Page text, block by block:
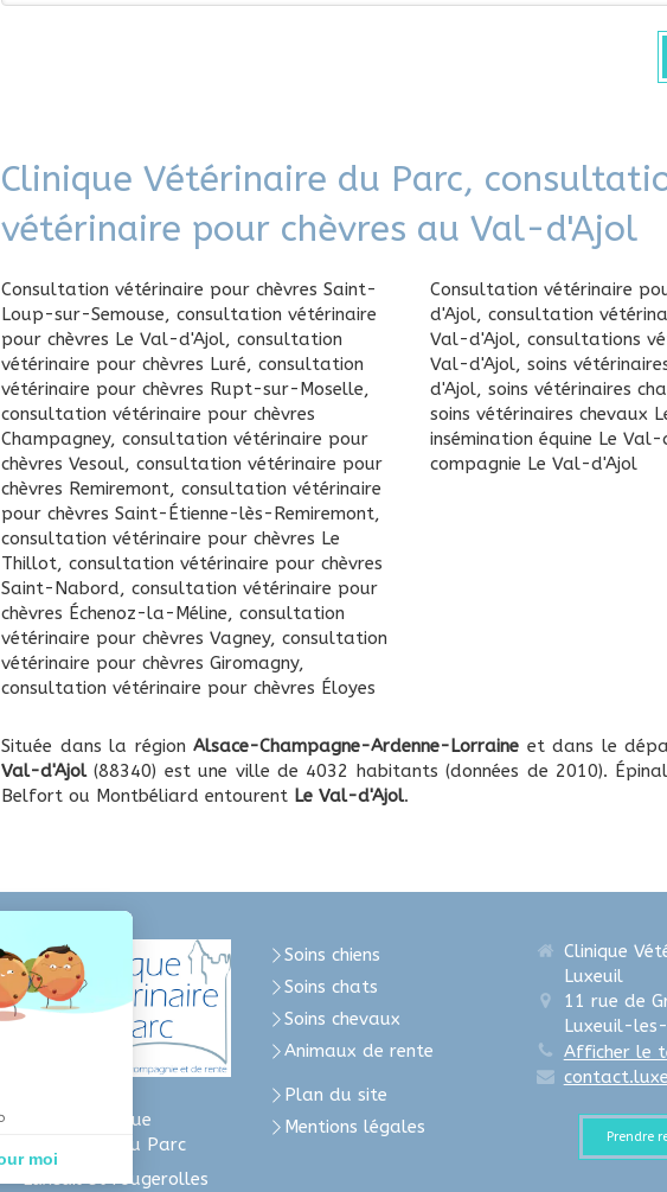
Clinique Vétérinaire du Parc,
vétérinaire pour chèvres au Val-d'Ajol
Consultation vétérinaire pour chèvres Saint-
Loup-sur-Semouse,consultation vétérinaire
pour chèvres Le Val-d'Ajol,consultation
vétérinaire pour chèvres Luré,consultation
vétérinaire pour chèvres Rupt-sur-Moselle,
consultation vétérinaire pour chèvres
Champagney,consultation vétérinaire pour
chèvres Vesoul,consultation vétérinaire pour
chèvres Remiremont,consultation vétérinaire
pour chèvres Saint-Étienne-lès-Remiremont,
consultation vétérinaire pour chèvres Le
Thillot,consultation vétérinaire pour chèvres
Saint-Nabord,consultation vétérinaire pour
chèvres Échenoz-la-Méline,consultation
vétérinaire pour chèvres Vagney,consultation
vétérinaire pour chèvres Giromagny,
consultation vétérinaire pour chèvres Éloyes
Consultation vétérinaire
d'Ajol,consultation
Val-d'Ajol,consultations
Val-d'Ajol,soins
d'Ajol,soins vétérinaires
soins vétérinaires chevaux
insémination équine Le
compagnie Le Val-d'Ajol
Située dans la régionAlsace-Champagne-Ardenne-Lorraine et dans le
Val-d'Ajol(88340) est une ville de 4032 habitants (données de 2010).
Belfort ou Montbéliard entourent Le Val-d'Ajol.
©2022 Clinique
Vétérinaire du Parc
Luxeuil et Fougerolles
Soins chiens
Soins chats
Soins chevaux
Animaux de rente
Plan du site
Mentions légales
Clinique
Luxeuil
11 rue de
Luxeuil-
Afficher le
Prendre